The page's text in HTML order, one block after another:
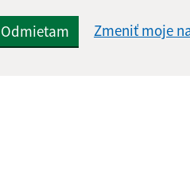
Odmietam Zmeniť moje